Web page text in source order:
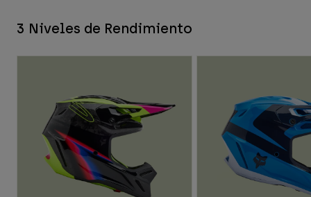
3 Niveles de Rendimiento